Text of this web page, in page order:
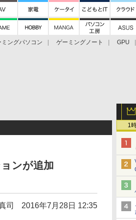
ミングパソコン ゲーミングノート GPU
1
ンが追加
司 2016年7月28日 12:35